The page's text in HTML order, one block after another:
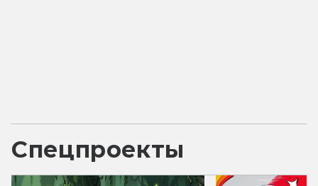
Спецпроекты